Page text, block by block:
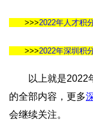
>>>2022年人才积
>>>2022年深圳积
以上就是2022年
的全部内容，更多
会继续关注。